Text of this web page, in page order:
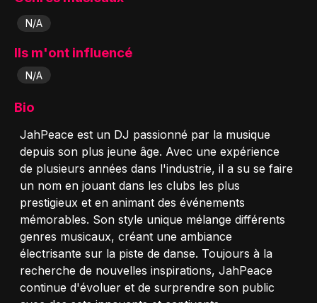
N/A
Ils m'ont influencé
N/A
Bio
JahPeace est un DJ passionné par la musique
depuis son plus jeune âge. Avec une expérience
de plusieurs années dans l'industrie, il a su se faire
un nom en jouant dans les clubs les plus
prestigieux et en animant des événements
mémorables. Son style unique mélange différents
genres musicaux, créant une ambiance
électrisante sur la piste de danse. Toujours à la
recherche de nouvelles inspirations, JahPeace
continue d'évoluer et de surprendre son public